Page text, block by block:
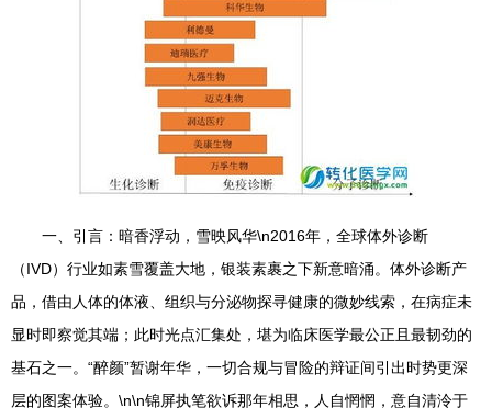
一、引言：暗香浮动，雪映风华\n2016年，全球体外诊断
（IVD）行业如素雪覆盖大地，银装素裹之下新意暗涌。体外诊断产
品，借由人体的体液、组织与分泌物探寻健康的微妙线索，在病症未
显时即察觉其端；此时光点汇集处，堪为临床医学最公正且最韧劲的
基石之一。“醉颜”暂谢年华，一切合规与冒险的辩证间引出时势更深
层的图案体验。\n\n锦屏执笔欲诉那年相思，人自惘惘，意自清泠于